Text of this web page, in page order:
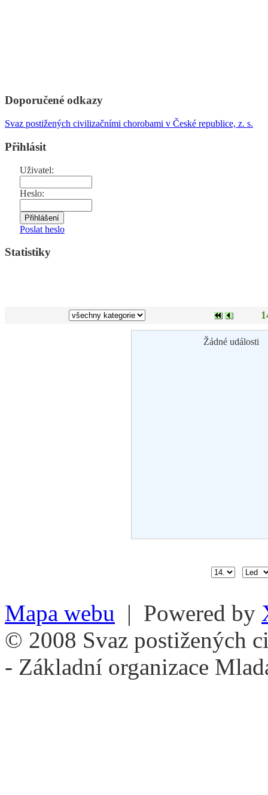
Doporučené odkazy
Svaz postižených civilizačními chorobami v České republice, z. s.
Přihlásit
Uživatel:
Heslo:
Poslat heslo
Statistiky
Žádné události
Mapa webu | Powered by
© 2008 Svaz postižených
- Základní organizace